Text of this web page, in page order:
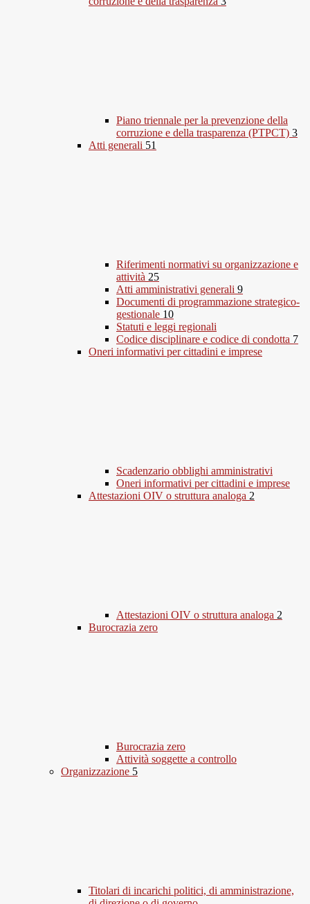
Piano triennale per la prevenzione della
corruzione e della trasparenza (PTPCT) 3
Atti generali 51
Riferimenti normativi su organizzazione e
attività 25
Atti amministrativi generali 9
Documenti di programmazione strategico-
gestionale 10
Statuti e leggi regionali
Codice disciplinare e codice di condotta 7
Oneri informativi per cittadini e imprese
Scadenzario obblighi amministrativi
Oneri informativi per cittadini e imprese
Attestazioni OIV o struttura analoga 2
Attestazioni OIV o struttura analoga 2
Burocrazia zero
Burocrazia zero
Attività soggette a controllo
Organizzazione 5
Titolari di incarichi politici, di amministrazione,